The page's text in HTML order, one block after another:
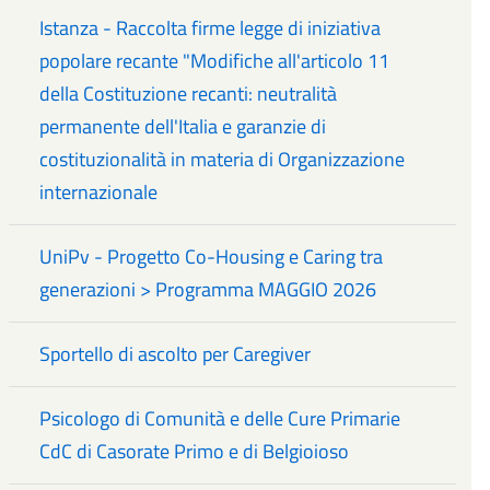
Istanza - Raccolta firme legge di iniziativa
popolare recante "Modifiche all'articolo 11
della Costituzione recanti: neutralità
permanente dell'Italia e garanzie di
costituzionalità in materia di Organizzazione
internazionale
UniPv - Progetto Co-Housing e Caring tra
generazioni > Programma MAGGIO 2026
Sportello di ascolto per Caregiver
Psicologo di Comunità e delle Cure Primarie
CdC di Casorate Primo e di Belgioioso